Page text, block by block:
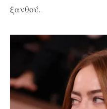
ξανθού.